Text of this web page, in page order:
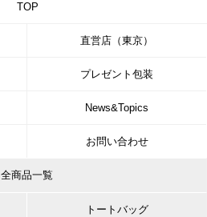
TOP
直営店（東京）
プレゼント包装
News&Topics
お問い合わせ
全商品一覧
トートバッグ